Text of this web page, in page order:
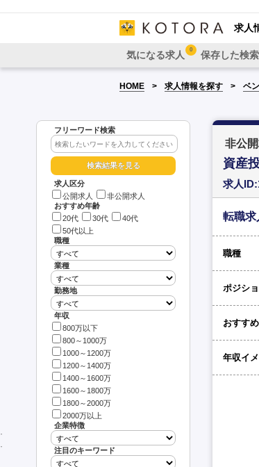
求人
気になる求人 0 保存した検
HOME 求人情報を探す ベ
フリーワード検索
求人区分
公開求人
非公開求人
おすすめ年齢
20代
30代
40代
50代以上
職種
業種
勤務地
年収
800万以下
800～1000万
1000～1200万
1200～1400万
1400～1600万
1600～1800万
1800～2000万
2000万以上
企業特徴
注目のキーワード
非公
資産
求人
転職求
職種
ポジシ
おすす
年収イ